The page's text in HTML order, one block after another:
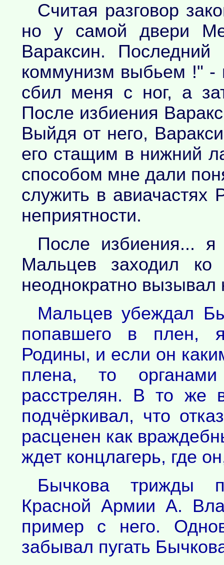
Считая разговор
но у самой двери
Вараксин.
коммунизм выбьем !" -
сбил меня с ног, а
После избиения
Выйдя от него,
его стащим в нижний
способом мне дали
служить в
неприятности.
После избиения...
Мальцев заходил
неоднократно вызывал
Мальцев убеждал
попавшего в плен,
Родины, и если он
плена, то
расстрелян. В то же
подчёркивал, что
расценен как
ждет концлагерь, где
Бычкова трижды
Красной Армии А.
пример с него.
забывал пугать